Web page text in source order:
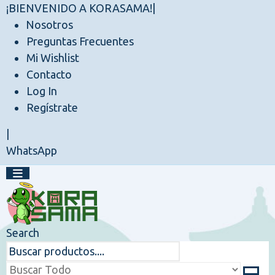
¡BIENVENIDO A KORASAMA!
Nosotros
Preguntas Frecuentes
Mi Wishlist
Contacto
Log In
Regístrate
WhatsApp
Search